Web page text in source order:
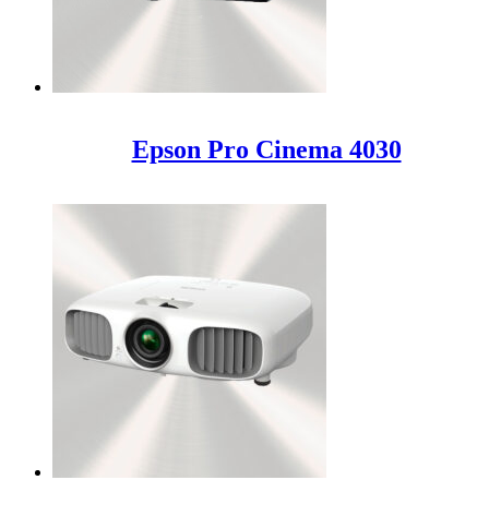
Epson Pro Cinema 4030